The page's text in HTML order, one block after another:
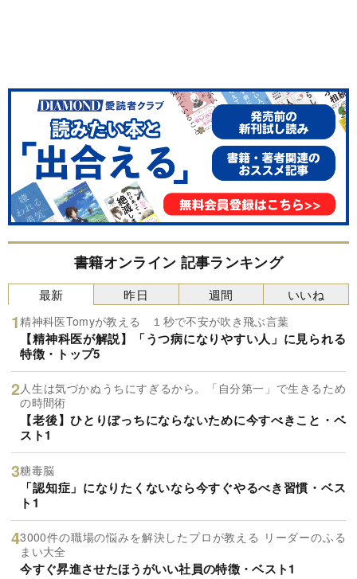
書籍オンライン 記事ランキング
最新
精神科医Tomyが教える １秒で不安が吹き飛ぶ言葉
【精神科医が解説】「うつ病になりやすい人」に見られる
特徴・トップ5
人生は気づかぬうちにすぎるから。「自分第一」で生きるため
の時間術
【老後】ひとりぼっちにならないために今すべきこと・ベ
スト1
糖毒脳
「認知症」になりたくないなら今すぐやるべき習慣・ベス
ト1
3000件の職場の悩みを解決したプロが教える リーダーのふる
まい大全
今すぐ昇進させたほうがいい社員の特徴・ベスト1
昨日 週間 いいね